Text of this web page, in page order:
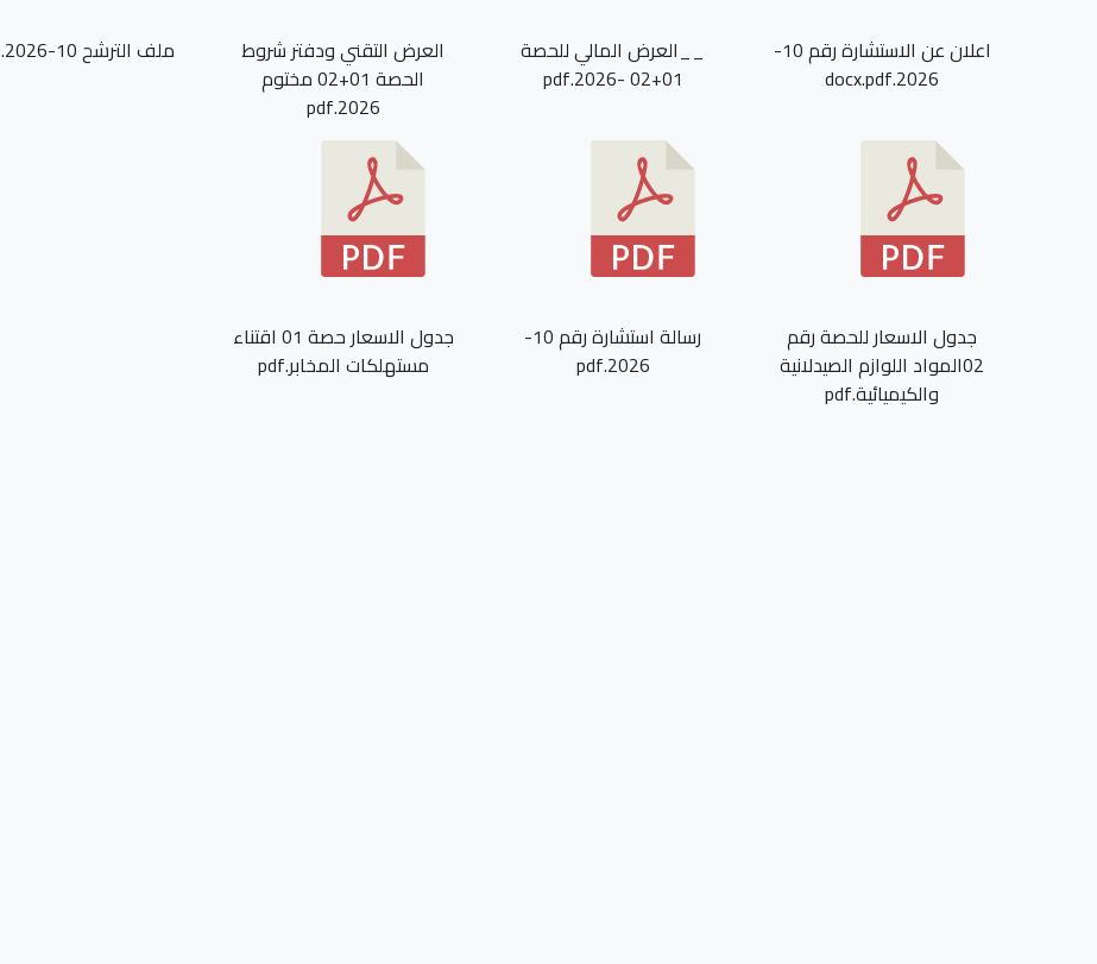
اعلان عن الاستشارة رقم 10-
2026.docx.pdf
__العرض المالي للحصة
01+02 -2026.pdf
العرض التقني ودفتر شروط
الحصة 01+02 مختوم
2026.pdf
ملف الترشح 10-2026.pdf
جدول الاسعار للحصة رقم
02المواد اللوازم الصيدلانية
والكيميائية.pdf
رسالة استشارة رقم 10-
2026.pdf
جدول الاسعار حصة 01 اقتناء
مستهلكات المخابر.pdf